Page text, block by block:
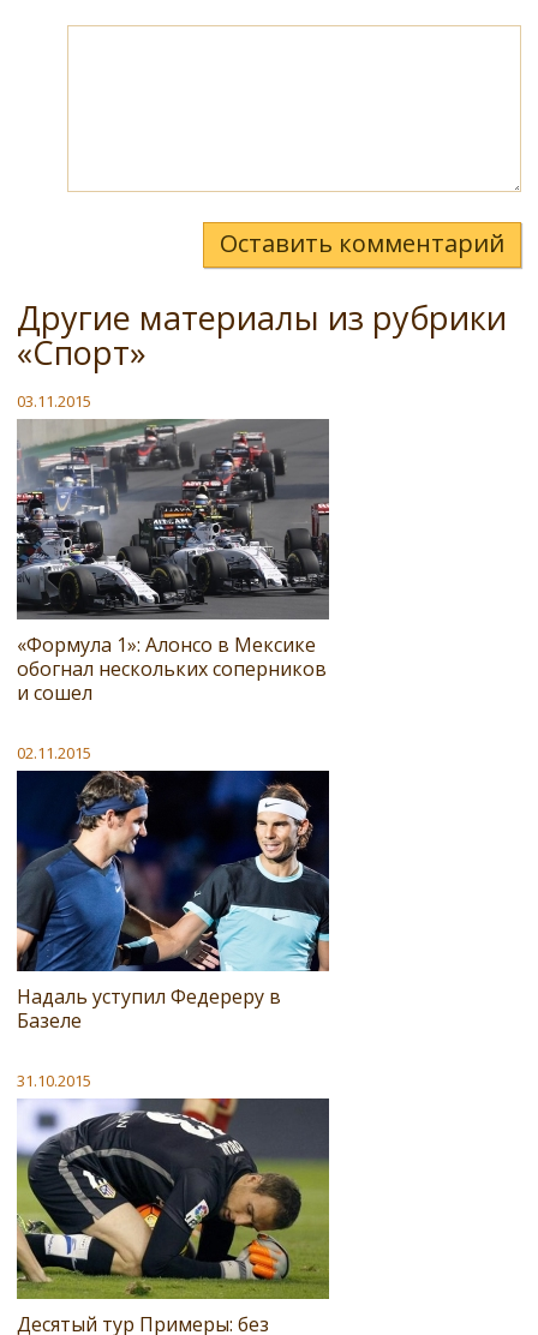
Оставить комментарий
Другие материалы из рубрики
«Спорт»
03.11.2015
«Формула 1»: Алонсо в Мексике
обогнал нескольких соперников
и сошел
02.11.2015
Надаль уступил Федереру в
Базеле
31.10.2015
Десятый тур Примеры: без